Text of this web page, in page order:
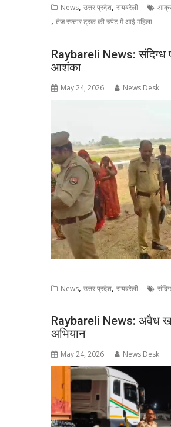
News, उत्तर प्रदेश, रायबरेली
, तेज रफ्तार ट्रक की चपेट में आई महिला
Raybareli News: संदिग्ध
आशंका
May 24, 2026 News Desk
News, उत्तर प्रदेश, रायबरेली
Raybareli News: अवैध
अभियान
May 24, 2026 News Desk